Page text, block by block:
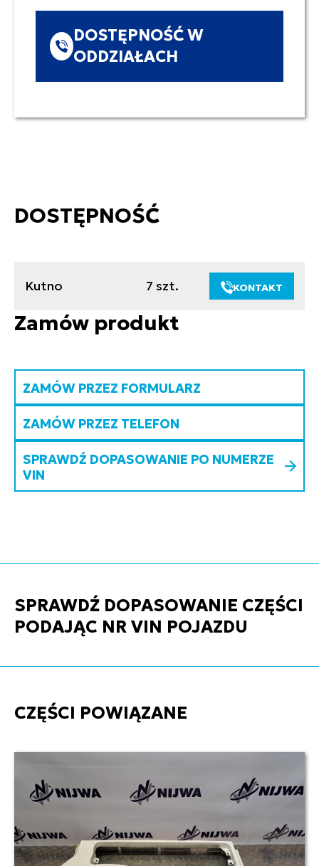
DOSTĘPNOŚĆ W
ODDZIAŁACH
DOSTĘPNOŚĆ
Kutno 7 szt. KONTAKT
Zamów produkt
ZAMÓW PRZEZ FORMULARZ
ZAMÓW PRZEZ TELEFON
SPRAWDŹ DOPASOWANIE PO NUMERZE
VIN
SPRAWDŹ DOPASOWANIE CZĘŚCI
PODAJĄC NR VIN POJAZDU
CZĘŚCI POWIĄZANE